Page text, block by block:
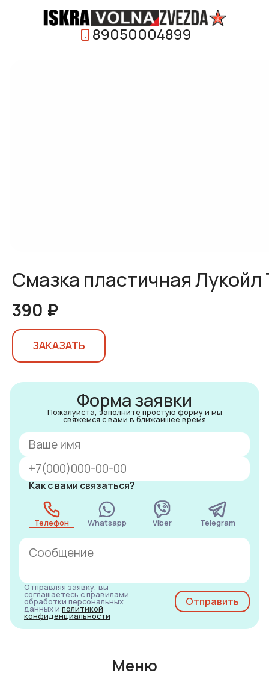
89050004899
Смазка пластичная
390 ₽
ЗАКАЗАТЬ
Форма заявки
Пожалуйста, заполните простую форму и мы
свяжемся с вами в ближайшее время
Как с вами связаться?
Телефон Whatsapp Viber Telegram
Отправляя заявку, вы
соглашаетесь с правилами
обработки персональных
данных и политикой
конфиденциальности
Меню